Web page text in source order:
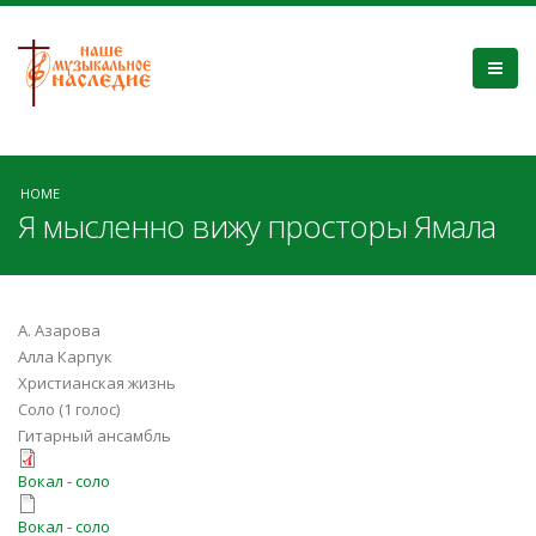
HOME
Я мысленно вижу просторы Ямала
А. Азарова
Алла Карпук
Христианская жизнь
Соло (1 голос)
Гитарный ансамбль
ya_mislenno_vizhu_Karpuk.pdf
Вокал - соло
ya_mislenno_vizhu_Karpuk.enc
Вокал - соло